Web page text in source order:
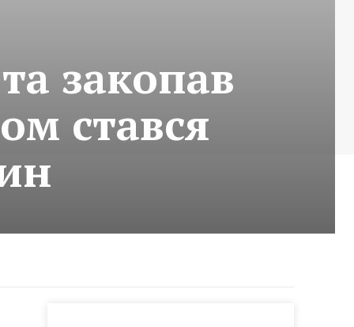
закопав
стався